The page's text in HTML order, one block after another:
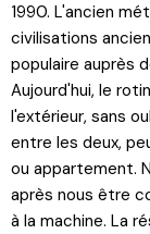
1990. L'ancien
civilisations
populaire auprès
Aujourd'hui, le
l'extérieur, sans
entre les deux,
ou appartement.
après nous être
à la machine. La